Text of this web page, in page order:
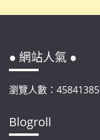
● 網站人氣 ●
瀏覽人數：45841385
Blogroll